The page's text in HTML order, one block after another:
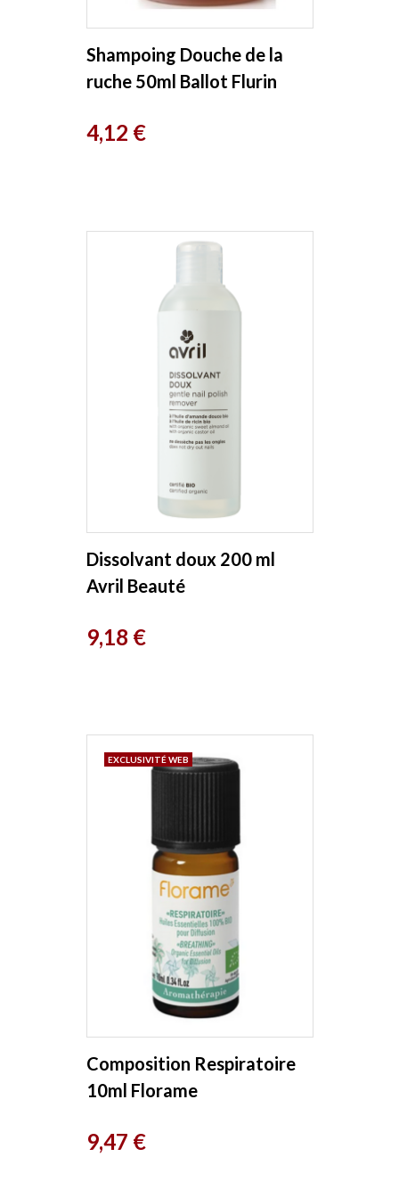
Shampoing Douche de la
ruche 50ml Ballot Flurin
Prix
4,12 €
Dissolvant doux 200 ml
Avril Beauté
Prix
9,18 €
Composition Respiratoire
10ml Florame
Prix
9,47 €
EXCLUSIVITÉ WEB